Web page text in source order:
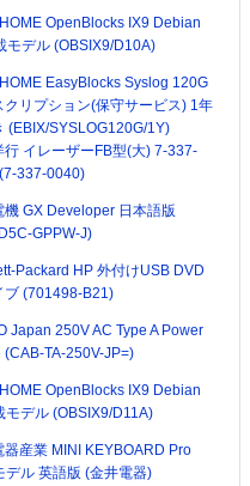
OpenBlocks IX9 Debian
モデル (OBSIX9/D10A)
EasyBlocks Syslog 120G
クリプション(保守サービス) 1年
(EBIX/SYSLOG120G/1Y)
行 イレーザーFB型(大) 7-337-
337-0040)
機 GX Developer 日本語版
GPPW-J)
Packard HP 外付けUSB DVD
ブ (701498-B21)
Japan 250V AC Type A Power
(CAB-TA-250V-JP=)
OpenBlocks IX9 Debian
モデル (OBSIX9/D11A)
器産業 MINI KEYBOARD Pro
デル 英語版 (金井電器)